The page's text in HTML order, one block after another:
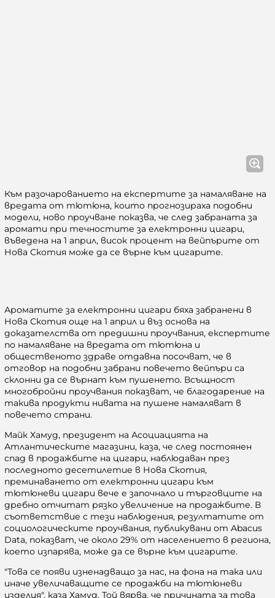
Към разочарованието на експертите за намаляване на
вредата от тютюна, които прогнозираха подобни
модели, ново проучване показва, че след забраната за
аромати при течностите за електронни цигари,
въведена на 1 април, висок процент на вейпърите от
Нова Скотия може да се върне към цигарите.
Ароматите за електронни цигари бяха забранени в
Нова Скотия още на 1 април и въз основа на
доказателства от предишни проучвания, експертите
по намаляване на вредата от тютюна и
общественото здраве отдавна посочват, че в
отговор на подобни забрани повечето вейпъри са
склонни да се върнат към пушенето. Всъщност
многобройни проучвания показват, че благодарение на
такива продукти нивата на пушене намаляват в
повечето страни.
Майк Хамуд, президент на Асоциацията на
Атлантическите магазини, каза, че след постоянен
спад в продажбите на цигари, наблюдаван през
последното десетилетие в Нова Скотия,
преминаването от електронни цигари към
тютюневи цигари вече е започнало и търговците на
дребно отчитат рязко увеличение на продажбите. В
съответствие с тези наблюдения, резултатите от
социологическите проучвания, публикувани от Abacus
Data, показват, че около 29% от населението в региона,
което изпарява, може да се върне към цигарите.
"Това се появи изненадващо за нас, на фона на така или
иначе увеличаващите се продажби на тютюневи
изделия", каза Хамуд. Той вярва, че причината за това